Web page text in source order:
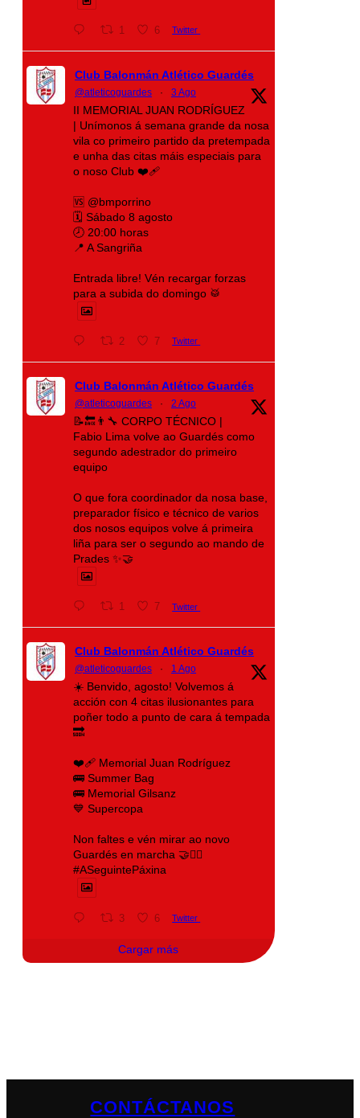
1 6 Twitter
Club Balonmán Atlético Guardés
@atleticoguardes · 3 Ago
II MEMORIAL JUAN RODRÍGUEZ
| Unímonos á semana grande da nosa
vila co primeiro partido da pretempada
e unha das citas máis especiais para
o noso Club ❤️‍🩹
🆚 @bmporrino
🗓️ Sábado 8 agosto
🕗 20:00 horas
📍 A Sangriña
Entrada libre! Vén recargar forzas
para a subida do domingo 🥁
2 7 Twitter
Club Balonmán Atlético Guardés
@atleticoguardes · 2 Ago
📝🔙👨‍🔧 CORPO TÉCNICO |
Fabio Lima volve ao Guardés como
segundo adestrador do primeiro
equipo
O que fora coordinador da nosa base,
preparador físico e técnico de varios
dos nosos equipos volve á primeira
liña para ser o segundo ao mando de
Prades ✨🤝
1 7 Twitter
Club Balonmán Atlético Guardés
@atleticoguardes · 1 Ago
☀️ Benvido, agosto! Volvemos á
acción con 4 citas ilusionantes para
poñer todo a punto de cara á tempada
🔜
❤️‍🩹 Memorial Juan Rodríguez
🚌 Summer Bag
🚌 Memorial Gilsanz
💙 Supercopa
Non faltes e vén mirar ao novo
Guardés en marcha 🤝❤️‍🔥
#ASeguintePáxina
3 6 Twitter
Cargar más
CONTÁCTANOS